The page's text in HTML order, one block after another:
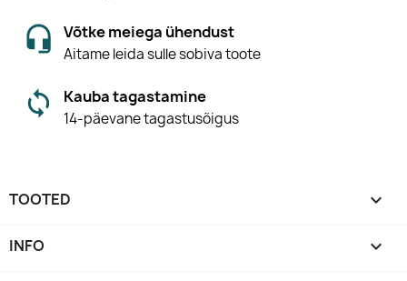
Võtke meiega ühendust
Aitame leida sulle sobiva toote
Kauba tagastamine
14-päevane tagastusõigus
TOOTED 
INFO 